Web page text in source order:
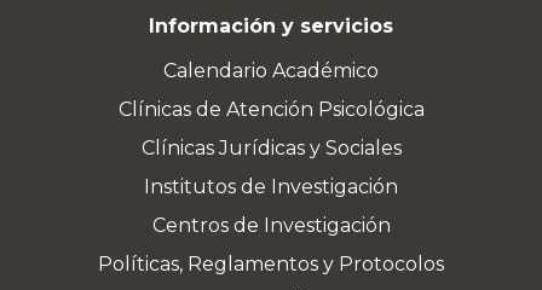
Información y servicios
Calendario Académico
Clínicas de Atención Psicológica
Clínicas Jurídicas y Sociales
Institutos de Investigación
Centros de Investigación
Políticas, Reglamentos y Protocolos